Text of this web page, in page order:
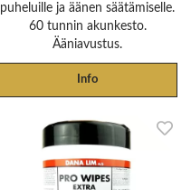
puheluille ja äänen säätämiselle.
60 tunnin akunkesto.
Ääniavustus.
Info